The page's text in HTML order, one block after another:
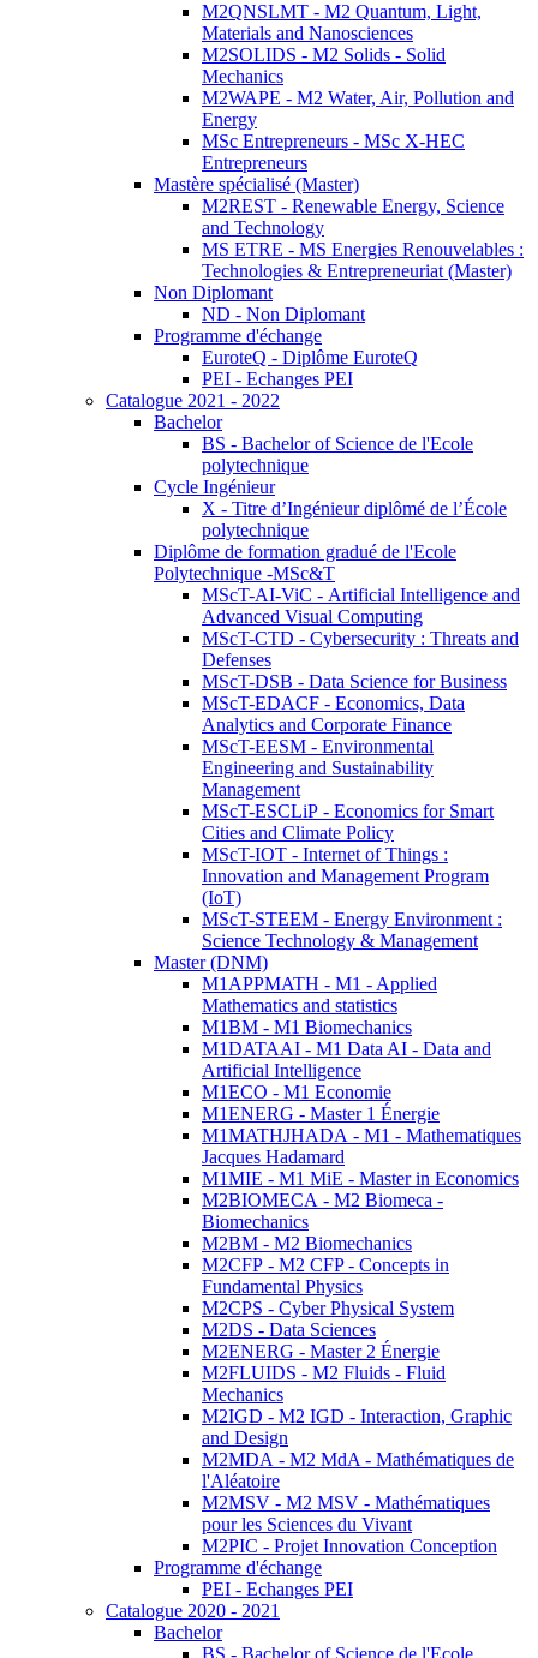
M2QNSLMT - M2 Quantum, Light,
Materials and Nanosciences
M2SOLIDS - M2 Solids - Solid
Mechanics
M2WAPE - M2 Water, Air, Pollution and
Energy
MSc Entrepreneurs - MSc X-HEC
Entrepreneurs
Mastère spécialisé (Master)
M2REST - Renewable Energy, Science
and Technology
MS ETRE - MS Energies Renouvelables :
Technologies & Entrepreneuriat (Master)
Non Diplomant
ND - Non Diplomant
Programme d'échange
EuroteQ - Diplôme EuroteQ
PEI - Echanges PEI
Catalogue 2021 - 2022
Bachelor
BS - Bachelor of Science de l'Ecole
polytechnique
Cycle Ingénieur
X - Titre d’Ingénieur diplômé de l’École
polytechnique
Diplôme de formation gradué de l'Ecole
Polytechnique -MSc&T
MScT-AI-ViC - Artificial Intelligence and
Advanced Visual Computing
MScT-CTD - Cybersecurity : Threats and
Defenses
MScT-DSB - Data Science for Business
MScT-EDACF - Economics, Data
Analytics and Corporate Finance
MScT-EESM - Environmental
Engineering and Sustainability
Management
MScT-ESCLiP - Economics for Smart
Cities and Climate Policy
MScT-IOT - Internet of Things :
Innovation and Management Program
(IoT)
MScT-STEEM - Energy Environment :
Science Technology & Management
Master (DNM)
M1APPMATH - M1 - Applied
Mathematics and statistics
M1BM - M1 Biomechanics
M1DATAAI - M1 Data AI - Data and
Artificial Intelligence
M1ECO - M1 Economie
M1ENERG - Master 1 Énergie
M1MATHJHADA - M1 - Mathematiques
Jacques Hadamard
M1MIE - M1 MiE - Master in Economics
M2BIOMECA - M2 Biomeca -
Biomechanics
M2BM - M2 Biomechanics
M2CFP - M2 CFP - Concepts in
Fundamental Physics
M2CPS - Cyber Physical System
M2DS - Data Sciences
M2ENERG - Master 2 Énergie
M2FLUIDS - M2 Fluids - Fluid
Mechanics
M2IGD - M2 IGD - Interaction, Graphic
and Design
M2MDA - M2 MdA - Mathématiques de
l'Aléatoire
M2MSV - M2 MSV - Mathématiques
pour les Sciences du Vivant
M2PIC - Projet Innovation Conception
Programme d'échange
PEI - Echanges PEI
Catalogue 2020 - 2021
Bachelor
BS - Bachelor of Science de l'Ecole